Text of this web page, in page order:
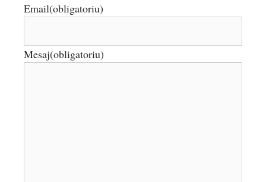
Email(obligatoriu)
Mesaj(obligatoriu)